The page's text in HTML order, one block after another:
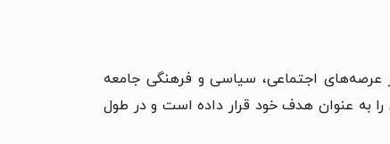
عرصه‌های اجتماعی، سیاسی و فرهنگی جامعه
را به عنوان هدف خود قرار داده است و در طول